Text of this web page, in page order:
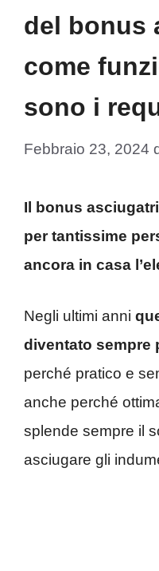
del bonus
come
sono i
Febbraio 23, 2024
Il bonus
per tantissime
ancora in casa
Negli ultimi anni
diventato sempre
perché pratico e
anche perché
splende sempre il
asciugare gli